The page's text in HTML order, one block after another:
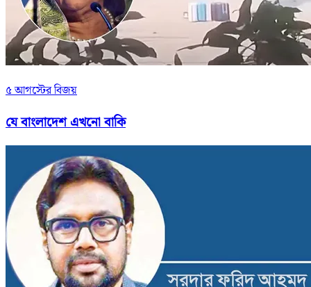
৫ আগস্টের বিজয়
যে বাংলাদেশ এখনো বাকি